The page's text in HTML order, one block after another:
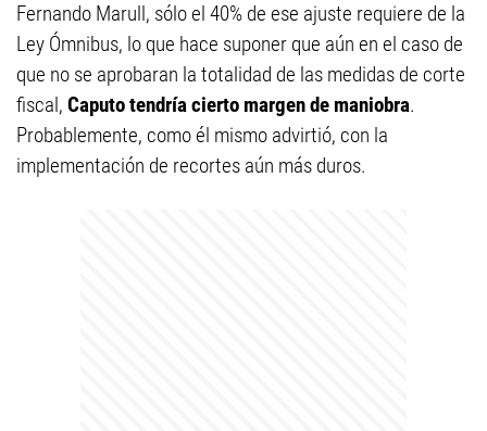
Fernando Marull, sólo el 40% de ese ajuste requiere de la
Ley Ómnibus, lo que hace suponer que aún en el caso de
que no se aprobaran la totalidad de las medidas de corte
fiscal, Caputo tendría cierto margen de maniobra.
Probablemente, como él mismo advirtió, con la
implementación de recortes aún más duros.